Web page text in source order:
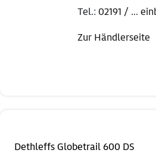
Tel.: 02191 / ...
Zur Händlerseite
Dethleffs Globetrail 600 DS